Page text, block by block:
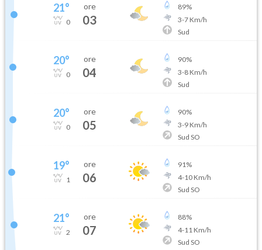
21°
0
ore
03
89%
3-7Km/h
Sud
20°
0
ore
04
90%
3-8Km/h
Sud
20°
0
ore
05
90%
3-9Km/h
Sud SO
19°
1
ore
06
91%
4-10Km/h
Sud SO
21°
2
ore
07
88%
4-11 Km/h
Sud SO